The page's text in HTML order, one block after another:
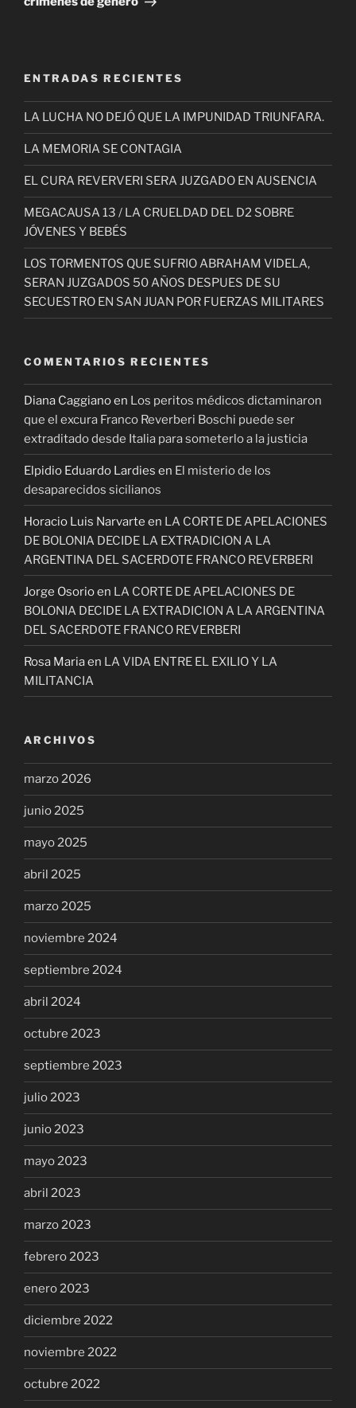
ENTRADAS RECIENTES
LA LUCHA NO DEJÓ QUE LA IMPUNIDAD TRIUNFARA.
LA MEMORIA SE CONTAGIA
EL CURA REVERVERI SERA JUZGADO EN AUSENCIA
MEGACAUSA 13 / LA CRUELDAD DEL D2 SOBRE
JÓVENES Y BEBÉS
LOS TORMENTOS QUE SUFRIO ABRAHAM VIDELA,
SERAN JUZGADOS 50 AÑOS DESPUES DE SU
SECUESTRO EN SAN JUAN POR FUERZAS MILITARES
COMENTARIOS RECIENTES
Diana Caggianoen Los peritos médicos dictaminaron
que el excura Franco Reverberi Boschi puede ser
extraditado desde Italia para someterlo a la justicia
Elpidio Eduardo Lardies en El misterio de los
desaparecidos sicilianos
Horacio Luis Narvarte en LA CORTE DE APELACIONES
DE BOLONIA DECIDE LA EXTRADICION A LA
ARGENTINA DEL SACERDOTE FRANCO REVERBERI
Jorge Osorioen LA CORTE DE APELACIONES DE
BOLONIA DECIDE LA EXTRADICION A LA ARGENTINA
DEL SACERDOTE FRANCO REVERBERI
Rosa Mariaen LA VIDA ENTRE EL EXILIO Y LA
MILITANCIA
ARCHIVOS
marzo 2026
junio 2025
mayo 2025
abril 2025
marzo 2025
noviembre 2024
septiembre 2024
abril 2024
octubre 2023
septiembre 2023
julio 2023
junio 2023
mayo 2023
abril 2023
marzo 2023
febrero 2023
enero 2023
diciembre 2022
noviembre 2022
octubre 2022